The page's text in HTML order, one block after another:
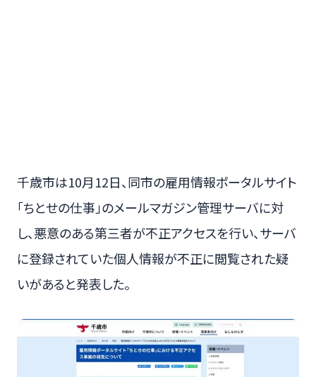
千歳市は10月12日、同市の雇用情報ポータルサイト
「ちとせの仕事」のメールマガジン管理サーバに対
し、悪意のある第三者が不正アクセスを行い、サーバ
に登録されていた個人情報が不正に閲覧された疑
いがあると発表した。